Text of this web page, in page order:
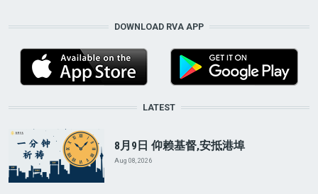
DOWNLOAD RVA APP
LATEST
8月9日 仰赖基督,安抵港埠
Aug 08, 2026